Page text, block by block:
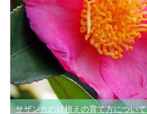
サザンカの鉢植えの育て方について